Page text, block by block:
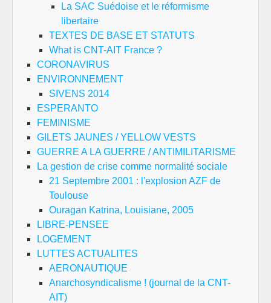
La SAC Suédoise et le réformisme
libertaire
TEXTES DE BASE ET STATUTS
What is CNT-AIT France ?
CORONAVIRUS
ENVIRONNEMENT
SIVENS 2014
ESPERANTO
FEMINISME
GILETS JAUNES / YELLOW VESTS
GUERRE A LA GUERRE / ANTIMILITARISME
La gestion de crise comme normalité sociale
21 Septembre 2001 : l'explosion AZF de
Toulouse
Ouragan Katrina, Louisiane, 2005
LIBRE-PENSEE
LOGEMENT
LUTTES ACTUALITES
AERONAUTIQUE
Anarchosyndicalisme ! (journal de la CNT-
AIT)